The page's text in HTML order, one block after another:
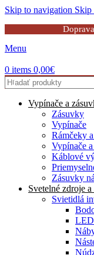
Skip to navigation Skip
Menu
0 items 0,00€
Vypínače a
Zásuvky
Vypínače
Rámčeky
Vypínače
Káblové
Zásuvky
Svetelné zdroje
Svietidlá